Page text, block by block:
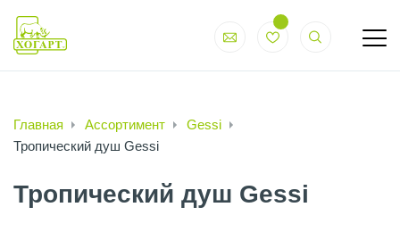
Главная Ассортимент
Gessi
Тропический душ Gessi
Тропический душ Gessi